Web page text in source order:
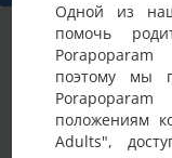
Одной из
помочь
поэтому мы
положениям
Adults",
Фото